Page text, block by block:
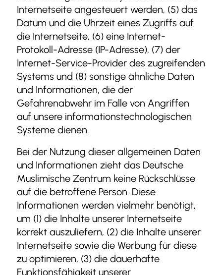
Internetseite angesteuert werden, (5) das
Datum und die Uhrzeit eines Zugriffs auf
die Internetseite, (6) eine Internet-
Protokoll-Adresse (IP-Adresse), (7) der
Internet-Service-Provider des zugreifenden
Systems und (8) sonstige ähnliche Daten
und Informationen, die der
Gefahrenabwehr im Falle von Angriffen
auf unsere informationstechnologischen
Systeme dienen.
Bei der Nutzung dieser allgemeinen Daten
und Informationen zieht das Deutsche
Muslimische Zentrum keine Rückschlüsse
auf die betroffene Person. Diese
Informationen werden vielmehr benötigt,
um (1) die Inhalte unserer Internetseite
korrekt auszuliefern, (2) die Inhalte unserer
Internetseite sowie die Werbung für diese
zu optimieren, (3) die dauerhafte
Funktionsfähigkeit unserer